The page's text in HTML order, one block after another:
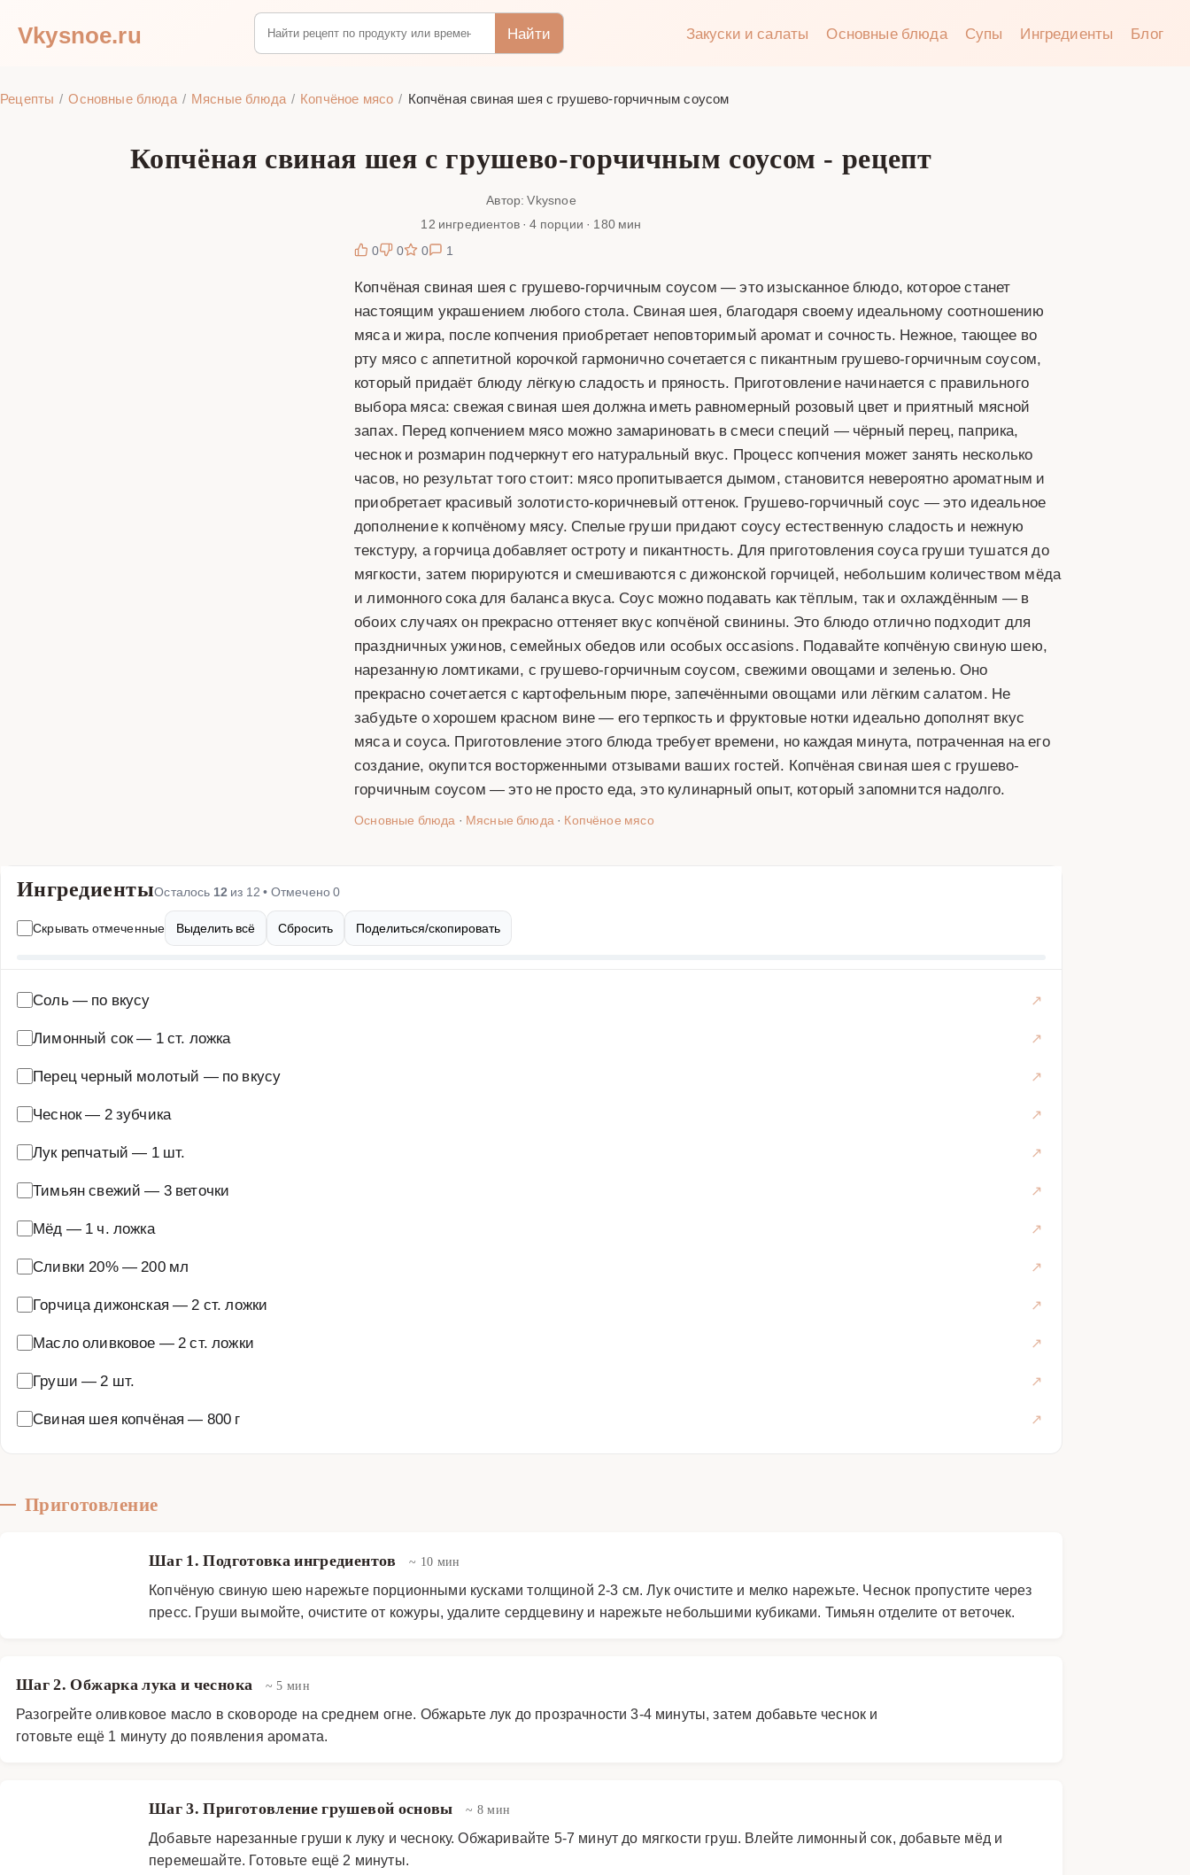
Vkysnoe.ru Найти Закуски и салаты Основные блюда Супы Ингредиенты Блог
Рецепты Основные блюда Мясные блюда Копчёное мясо Копчёная свиная шея с грушево-горчичным соусом
Копчёная свиная шея с грушево-горчичным соусом - рецепт
Автор: Vkysnoe
12 ингредиентов · 4 порции · 180 мин
0
0 0 1
Копчёная свиная шея с грушево-горчичным соусом — это изысканное блюдо, которое станет
настоящим украшением любого стола. Свиная шея, благодаря своему идеальному соотношению
мяса и жира, после копчения приобретает неповторимый аромат и сочность. Нежное, тающее во
рту мясо с аппетитной корочкой гармонично сочетается с пикантным грушево-горчичным соусом,
который придаёт блюду лёгкую сладость и пряность. Приготовление начинается с правильного
выбора мяса: свежая свиная шея должна иметь равномерный розовый цвет и приятный мясной
запах. Перед копчением мясо можно замариновать в смеси специй — чёрный перец, паприка,
чеснок и розмарин подчеркнут его натуральный вкус. Процесс копчения может занять несколько
часов, но результат того стоит: мясо пропитывается дымом, становится невероятно ароматным и
приобретает красивый золотисто-коричневый оттенок. Грушево-горчичный соус — это идеальное
дополнение к копчёному мясу. Спелые груши придают соусу естественную сладость и нежную
текстуру, а горчица добавляет остроту и пикантность. Для приготовления соуса груши тушатся до
мягкости, затем пюрируются и смешиваются с дижонской горчицей, небольшим количеством мёда
и лимонного сока для баланса вкуса. Соус можно подавать как тёплым, так и охлаждённым — в
обоих случаях он прекрасно оттеняет вкус копчёной свинины. Это блюдо отлично подходит для
праздничных ужинов, семейных обедов или особых occasions. Подавайте копчёную свиную шею,
нарезанную ломтиками, с грушево-горчичным соусом, свежими овощами и зеленью. Оно
прекрасно сочетается с картофельным пюре, запечёнными овощами или лёгким салатом. Не
забудьте о хорошем красном вине — его терпкость и фруктовые нотки идеально дополнят вкус
мяса и соуса. Приготовление этого блюда требует времени, но каждая минута, потраченная на его
создание, окупится восторженными отзывами ваших гостей. Копчёная свиная шея с грушево-
горчичным соусом — это не просто еда, это кулинарный опыт, который запомнится надолго.
Основные блюда · Мясные блюда· Копчёное мясо
ИнгредиентыОсталось 12 из 12 • Отмечено0
Скрывать отмеченные Выделить всё Сбросить Поделиться/скопировать
Соль — по вкусу
Лимонный сок— 1 ст. ложка
Перец черный молотый — по вкусу
Чеснок— 2 зубчика
Лук репчатый — 1 шт.
Тимьян свежий — 3 веточки
Мёд — 1 ч. ложка
Сливки 20%— 200 мл
Горчица дижонская — 2 ст. ложки
Масло оливковое — 2 ст. ложки
Груши — 2 шт.
Свиная шея копчёная — 800 г
Приготовление
Шаг 1. Подготовка ингредиентов ~ 10 мин
Копчёную свиную шею нарежьте порционными кусками толщиной 2-3 см. Лук очистите и мелко нарежьте. Чеснок пропустите через
пресс. Груши вымойте, очистите от кожуры, удалите сердцевину и нарежьте небольшими кубиками. Тимьян отделите от веточек.
Шаг 2. Обжарка лука и чеснока ~ 5 мин
Разогрейте оливковое масло в сковороде на среднем огне. Обжарьте лук до прозрачности 3-4 минуты, затем добавьте чеснок и
готовьте ещё 1 минуту до появления аромата.
Шаг 3. Приготовление грушевой основы ~ 8 мин
Добавьте нарезанные груши к луку и чесноку. Обжаривайте 5-7 минут до мягкости груш. Влейте лимонный сок, добавьте мёд и
перемешайте. Готовьте ещё 2 минуты.